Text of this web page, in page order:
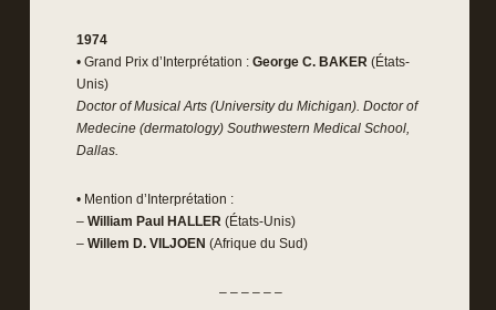
1974
• Grand Prix d’Interprétation : George C. BAKER (États-
Unis)
Doctor of Musical Arts (University du Michigan). Doctor of
Medecine (dermatology) Southwestern Medical School,
Dallas.
• Mention d’Interprétation :
– William Paul HALLER (États-Unis)
– Willem D. VILJOEN (Afrique du Sud)
– – – – – –